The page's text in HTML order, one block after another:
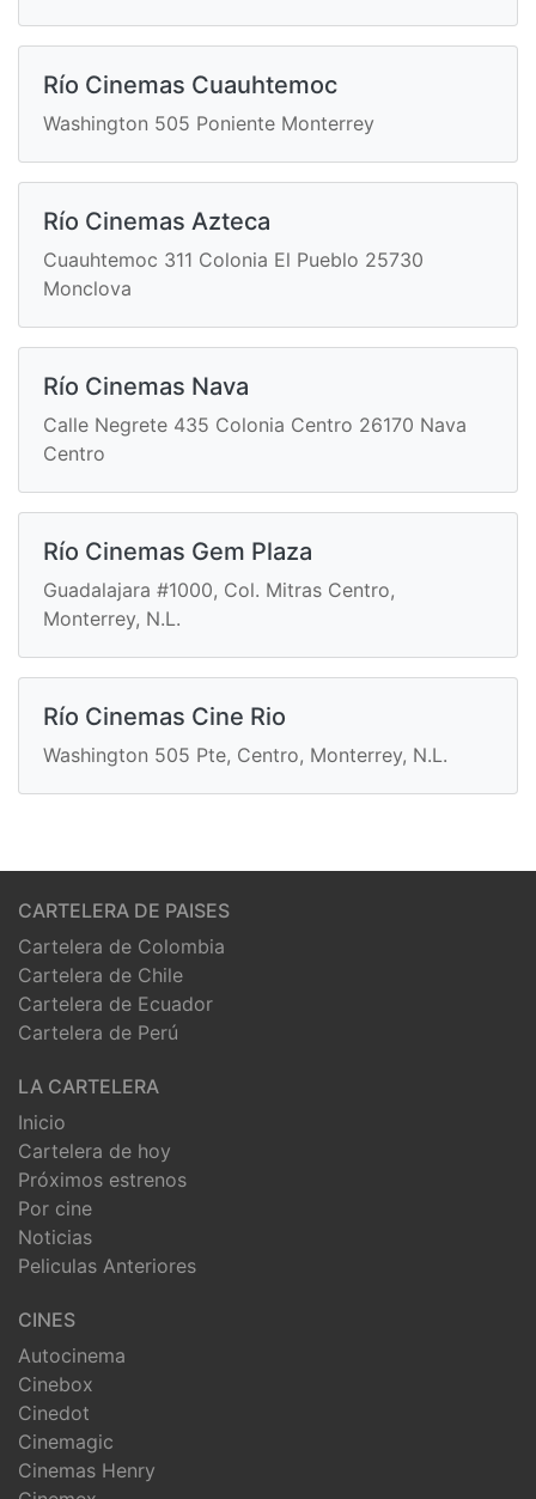
Río Cinemas Cuauhtemoc
Washington 505 Poniente Monterrey
Río Cinemas Azteca
Cuauhtemoc 311 Colonia El Pueblo 25730
Monclova
Río Cinemas Nava
Calle Negrete 435 Colonia Centro 26170 Nava
Centro
Río Cinemas Gem Plaza
Guadalajara #1000, Col. Mitras Centro,
Monterrey, N.L.
Río Cinemas Cine Rio
Washington 505 Pte, Centro, Monterrey, N.L.
CARTELERA DE PAISES
Cartelera de Colombia
Cartelera de Chile
Cartelera de Ecuador
Cartelera de Perú
LA CARTELERA
Inicio
Cartelera de hoy
Próximos estrenos
Por cine
Noticias
Peliculas Anteriores
CINES
Autocinema
Cinebox
Cinedot
Cinemagic
Cinemas Henry